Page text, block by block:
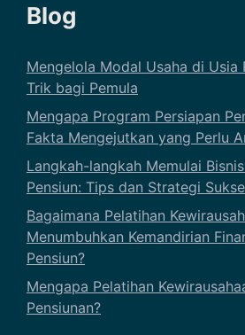
Blog
Mengelola Modal Usaha di Usia
Trik bagi Pemula
Mengapa Program Persiapan
Fakta Mengejutkan yang Perlu
Langkah-langkah Memulai
Pensiun: Tips dan Strategi
Bagaimana Pelatihan
Menumbuhkan Kemandirian
Pensiun?
Mengapa Pelatihan
Pensiunan?